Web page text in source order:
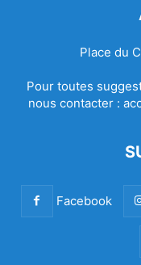
Place du
Pour toutes
nous contacter :
Facebook